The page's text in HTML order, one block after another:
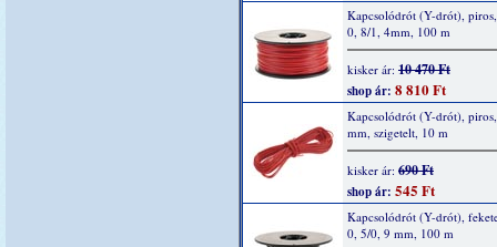
Kapcsolódrót (Y-drót),
0, 8/1, 4mm, 100 m
kisker ár: 10 470 Ft
shop ár: 8 810 Ft
Kapcsolódrót (Y-drót),
mm, szigetelt, 10 m
kisker ár: 690 Ft
shop ár: 545 Ft
Kapcsolódrót (Y-drót),
0, 5/0, 9 mm, 100 m